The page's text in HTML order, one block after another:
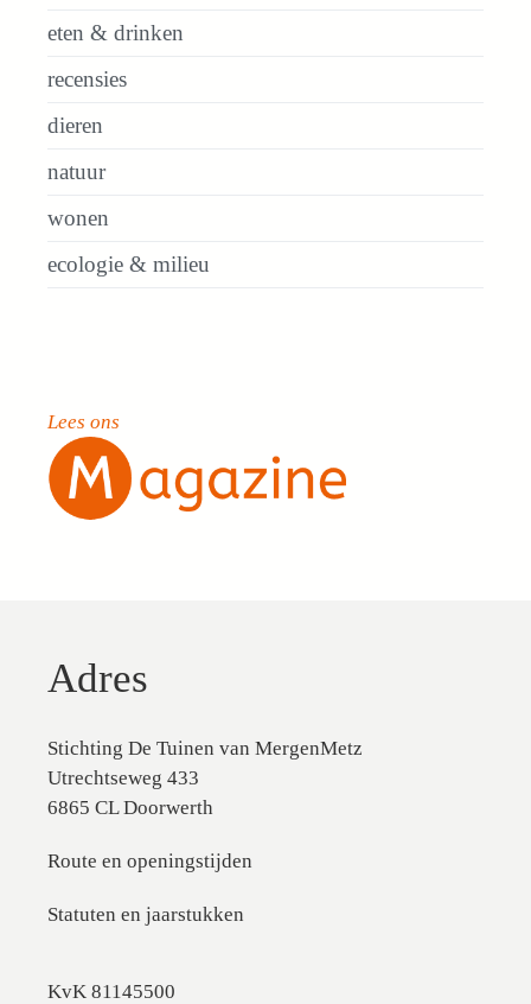
eten & drinken
recensies
dieren
natuur
wonen
ecologie & milieu
Lees ons
Adres
Stichting De Tuinen van MergenMetz
Utrechtseweg 433
6865 CL Doorwerth
Route en openingstijden
Statuten en jaarstukken
KvK 81145500